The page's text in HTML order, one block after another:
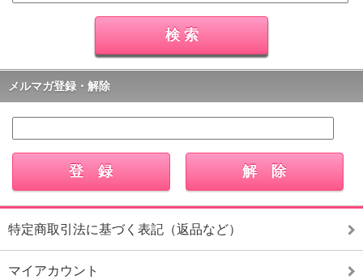
メルマガ登録・解除
特定商取引法に基づく表記（返品など）
マイアカウント